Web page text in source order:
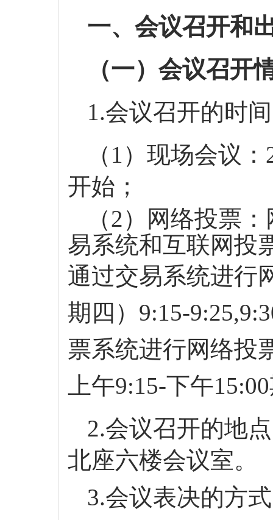
一、会议召开和
（一）会议召开
1.会议召开的时
（ 1）现场会议：
开始；
（2）网络投票：
易系统和互联网投
通过交易系统进行
期 四 ） 9:15-
票系统进行网络投
上午9:15-下午15
2.会议召开的地
北座六楼会议室。
3.会议表决的方